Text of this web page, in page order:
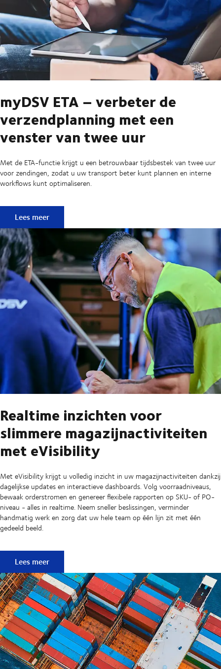
myDSV ETA – verbeter de
verzendplanning met een
venster van twee uur
Met de ETA-functie krijgt u een betrouwbaar tijdsbestek van twee uur
voor zendingen, zodat u uw transport beter kunt plannen en interne
workflows kunt optimaliseren.
myDSV ETA – verbeter de verzendplanning met een
Lees meer
Realtime inzichten voor
slimmere magazijnactiviteiten
met eVisibility
Met eVisibility krijgt u volledig inzicht in uw magazijnactiviteiten dankzij
dagelijkse updates en interactieve dashboards. Volg voorraadniveaus,
bewaak orderstromen en genereer flexibele rapporten op SKU- of PO-
niveau - alles in realtime. Neem sneller beslissingen, verminder
handmatig werk en zorg dat uw hele team op één lijn zit met één
gedeeld beeld.
Realtime inzichten voor slimmere magazijnactiviteiten
Lees meer